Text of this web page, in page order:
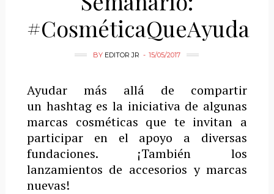
#CosméticaQueAyuda
BY EDITOR JR 15/05/2017
Ayudar más allá de compartir
un hashtag es la iniciativa de algunas
marcas cosméticas que te invitan a
participar en el apoyo a diversas
fundaciones. ¡También los
lanzamientos de accesorios y marcas
nuevas!